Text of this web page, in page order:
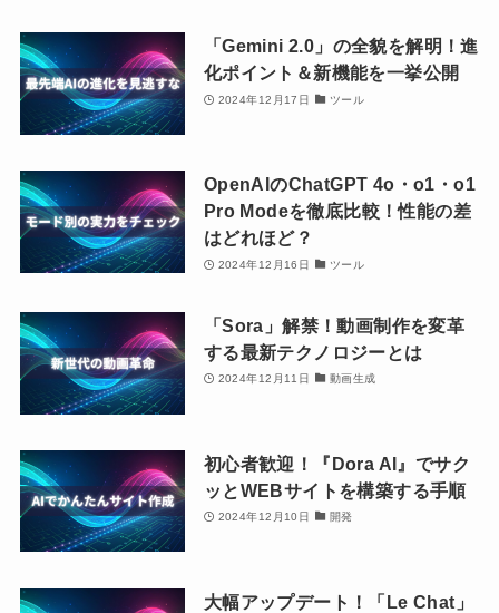
「Gemini 2.0」の全貌を解明！進
化ポイント＆新機能を一挙公開
2024年12月17日 ツール
OpenAIのChatGPT 4o・o1・o1
Pro Modeを徹底比較！性能の差
はどれほど？
2024年12月16日 ツール
「Sora」解禁！動画制作を変革
する最新テクノロジーとは
2024年12月11日 動画生成
初心者歓迎！『Dora AI』でサク
ッとWEBサイトを構築する手順
2024年12月10日 開発
大幅アップデート！「Le Chat」